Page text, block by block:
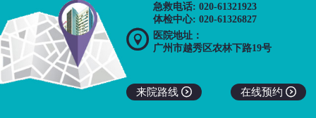
急救电话: 020-61321923
体检中心: 020-61326827

医院地址：
广州市越秀区农林下路19号
来院路线  在线预约 